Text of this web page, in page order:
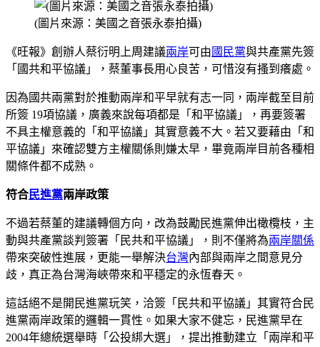
(圖片來源：美國之音張永泰拍攝)
《旺報》創辦人蔡衍明上周建議兩岸可由 國民黨與共產黨先簽
「國共和平協議」，蔡董事長用心良苦，可惜沒有搔到癢處。
因為國共兩黨對於推動兩岸和平早就有志一同，兩岸截至目前
所簽 19項協議，廣義來說每項都是「和平協議」，再要簽署
不具主權意義的「和平協議」其實意義不大。若又要藉由「和
平協議」來確認雙方主權關係則嫌太早，畢竟兩岸目前各種相
關條件都不成熟。
符合民進黨兩岸政策
不過若蔡董的建議轉個方向，改為鼓勵民進黨伸出橄欖枝，主
動與共產黨談判簽署「民共和平協議」，則不僅將為兩岸關係
帶來突破性進展，更能一舉解決台灣內部與兩岸之間意見分
歧，真正為台灣海峽帶來和平穩定的永恆春天。
這話絕不是開民進黨玩笑，洽簽「民共和平協議」其實符合民
進黨兩岸政策的邏輯一貫性。如果大家不健忘，民進黨早在
2004年總統選舉時「公投綁大選」，提出推動建立「兩岸和平